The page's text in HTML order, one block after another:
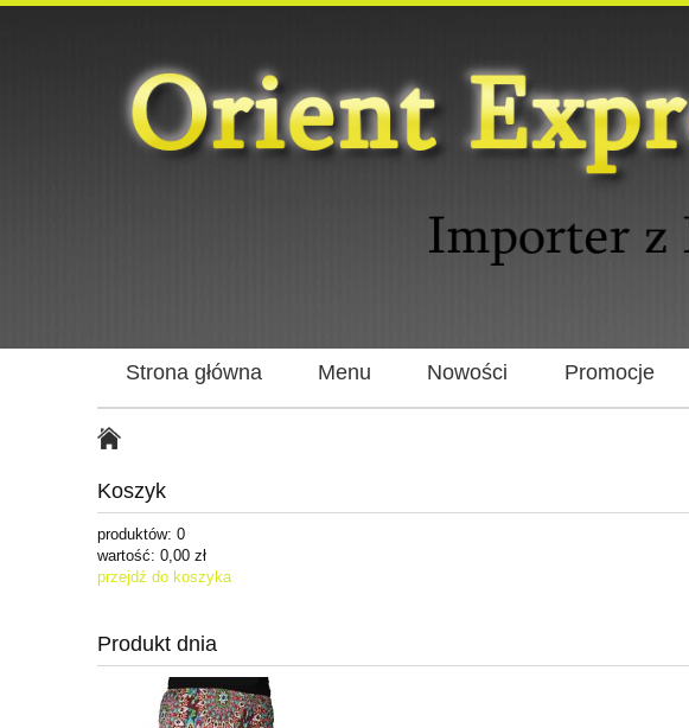
Strona główna Menu Nowości Promocje
Koszyk
produktów: 0
wartość: 0,00 zł
przejdź do koszyka
Produkt dnia